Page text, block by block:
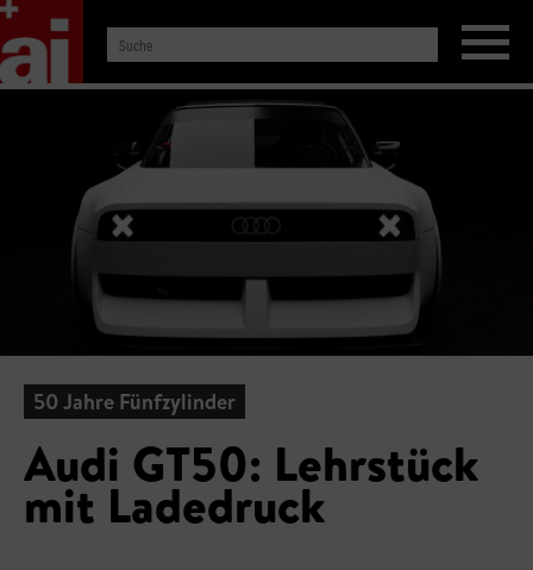
50 Jahre Fünfzylinder
Audi GT50: Lehrstück
mit Ladedruck